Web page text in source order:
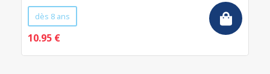
dès 8 ans
10.95 €